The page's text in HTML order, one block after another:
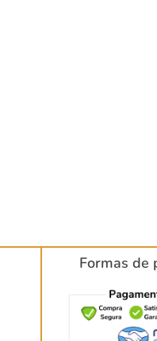
Formas de